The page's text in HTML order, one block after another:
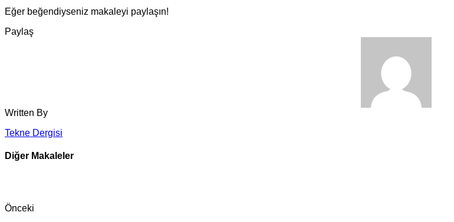
Eğer beğendiyseniz makaleyi paylaşın!
Paylaş
Written By
Tekne Dergisi
Diğer Makaleler
Önceki